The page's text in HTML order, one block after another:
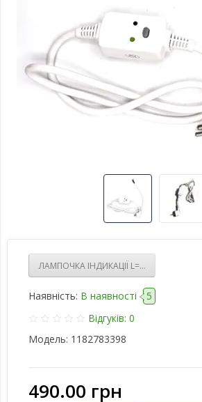
ЛАМПОЧКА ІНДИКАЦІЇ L=245MM ДЛЯ
Наявність: В наявності
5
Відгуків: 0
Модель: 1182783398
490.00 грн